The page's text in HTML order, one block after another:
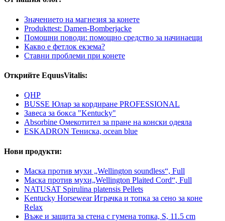
Значението на магнезия за конете
Produkttest: Damen-Bomberjacke
Помощни поводи: помощно средство за начинаещи
Какво е фетлок екзема?
Ставни проблеми при конете
Открийте EquusVitalis:
QHP
BUSSE Юлар за кордиране PROFESSIONAL
Завеса за бокса "Kentucky"
Absorbine Омекотител за пране на конски одеяла
ESKADRON Тениска, ocean blue
Нови продукти:
Маска против мухи „Wellington soundless“, Full
Маска против мухи„Wellington Plaited Cord“, Full
NATUSAT Spirulina platensis Pellets
Kentucky Horsewear Играчка и топка за сено за коне
Relax
Въже и защита за стена с гумена топка, S, 11.5 cm